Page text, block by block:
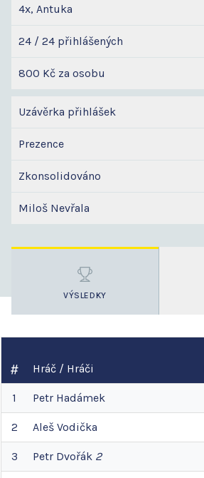
4x, Antuka
24 / 24 přihlášených
800 Kč za osobu
Uzávěrka přihlášek
Prezence
Zkonsolidováno
Miloš Nevřala
VÝSLEDKY
Hráč / Hráči
1 Petr Hadámek
2 Aleš Vodička
3 Petr Dvořák 2